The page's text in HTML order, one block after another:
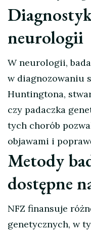
neurologii
W neurologii,
w diagnozowaniu
Huntingtona,
czy padaczka
tych chorób
objawami i
Metody
dostępne
NFZ finansuje
genetycznych, w